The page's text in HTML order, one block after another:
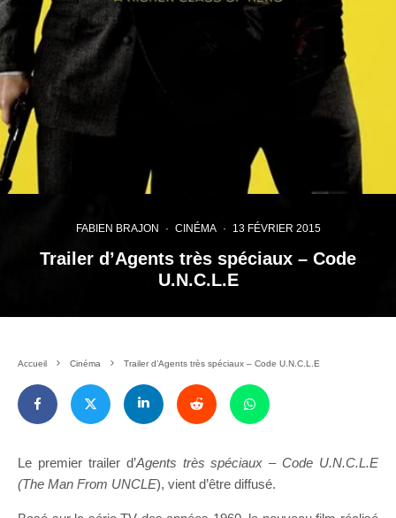
FABIEN BRAJON · CINÉMA · 13 FÉVRIER 2015
Trailer d’Agents très spéciaux – Code
U.N.C.L.E
Accueil Cinéma Trailer d’Agents très spéciaux – Code U.N.C.L.E
Le premier trailer d’Agents très spéciaux – Code U.N.C.L.E
(The Man From UNCLE), vient d’être diffusé.